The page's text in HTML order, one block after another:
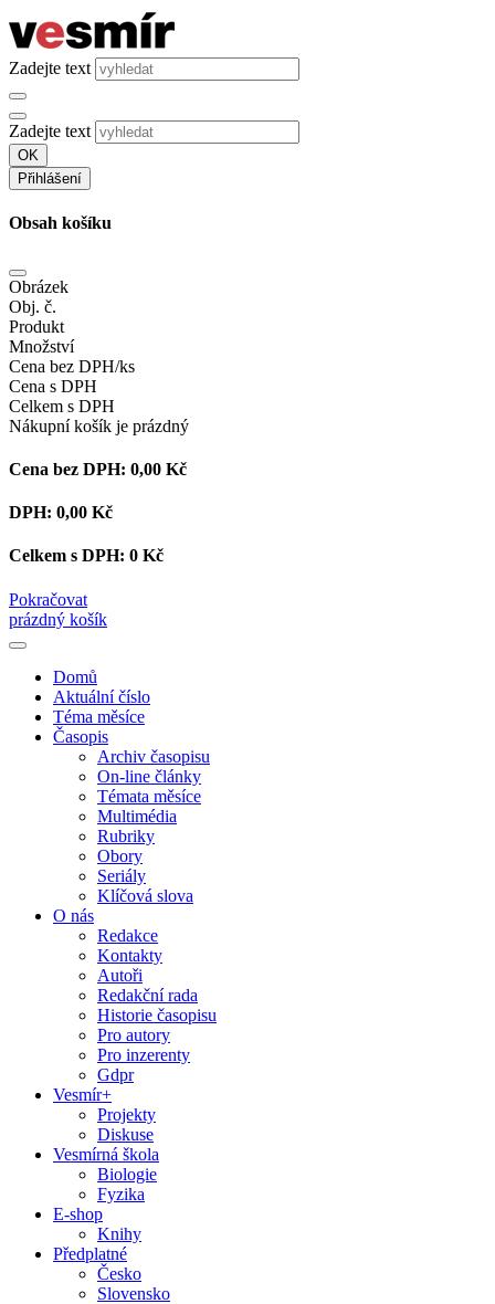
Zadejte text
Zadejte text
OK
Přihlášení
Obsah košíku
Obrázek
Obj. č.
Produkt
Množství
Cena bez DPH/ks
Cena s DPH
Celkem s DPH
Nákupní košík je prázdný
Cena bez DPH: 0,00 Kč
DPH: 0,00 Kč
Celkem s DPH: 0 Kč
Pokračovat
prázdný košík
Domů
Aktuální číslo
Téma měsíce
Časopis
Archiv časopisu
On-line články
Témata měsíce
Multimédia
Rubriky
Obory
Seriály
Klíčová slova
O nás
Redakce
Kontakty
Autoři
Redakční rada
Historie časopisu
Pro autory
Pro inzerenty
Gdpr
Vesmír+
Projekty
Diskuse
Vesmírná škola
Biologie
Fyzika
E-shop
Knihy
Předplatné
Česko
Slovensko